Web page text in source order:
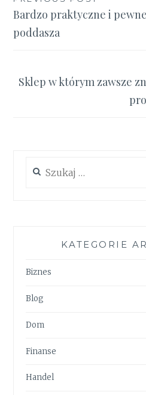
wpisu
Bardzo praktyczne i
poddasza
Sklep w którym zawsze
KATEGORIE
Biznes
Blog
Dom
Finanse
Handel